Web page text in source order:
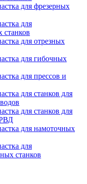
для фрезерных
для
для отрезных
для гибочных
для прессов и
для станков для
для станков для
для намоточных
для
станков